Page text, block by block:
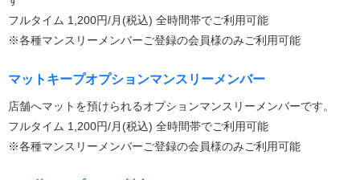
フルタイム 1,200円/月(税込) 全時間帯でご利用可能
※各種マンスリーメンバーご登録の会員様のみご利用可能
マットキープオプションマンスリーメンバー
店舗へマットを預けられるオプションマンスリーメンバーです。
フルタイム 1,200円/月(税込) 全時間帯でご利用可能
※各種マンスリーメンバーご登録の会員様のみご利用可能